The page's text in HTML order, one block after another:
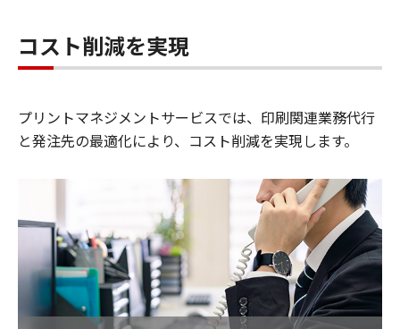
コスト削減を実現
プリントマネジメントサービスでは、印刷関連業務代行
と発注先の最適化により、コスト削減を実現します。